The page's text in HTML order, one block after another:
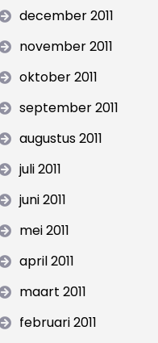
december 2011
november 2011
oktober 2011
september 2011
augustus 2011
juli 2011
juni 2011
mei 2011
april 2011
maart 2011
februari 2011